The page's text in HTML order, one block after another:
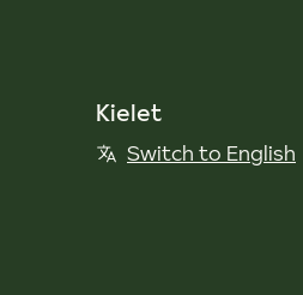
Kielet
Switch to English